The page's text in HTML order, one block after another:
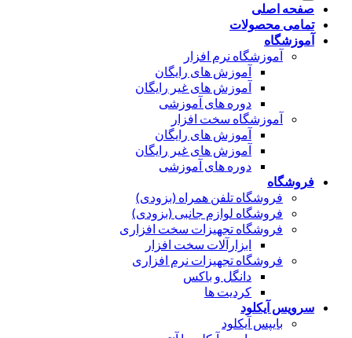
صفحه اصلی
تمامی محصولات
آموزشگاه
آموزشگاه نرم افزار
آموزش های رایگان
آموزش های غیر رایگان
دوره های آموزشی
آموزشگاه سخت افزار
آموزش های رایگان
آموزش های غیر رایگان
دوره های آموزشی
فروشگاه
فروشگاه تلفن همراه (بزودی)
فروشگاه لوازم جانبی (بزودی)
فروشگاه تجهیزات سخت افزاری
ابزارآلات سخت افزار
فروشگاه تجهیزات نرم افزاری
دانگل و باکس
کردیت ها
سرویس آیکلود
بایپس آیکلود